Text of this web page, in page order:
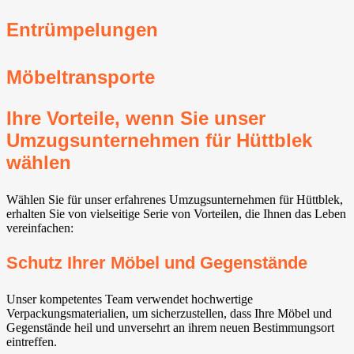
Entrümpelungen
Möbeltransporte
Ihre Vorteile, wenn Sie unser
Umzugsunternehmen für Hüttblek
wählen
Wählen Sie für unser erfahrenes Umzugsunternehmen für Hüttblek,
erhalten Sie von vielseitige Serie von Vorteilen, die Ihnen das Leben
vereinfachen:
Schutz Ihrer Möbel und Gegenstände
Unser kompetentes Team verwendet hochwertige
Verpackungsmaterialien, um sicherzustellen, dass Ihre Möbel und
Gegenstände heil und unversehrt an ihrem neuen Bestimmungsort
eintreffen.